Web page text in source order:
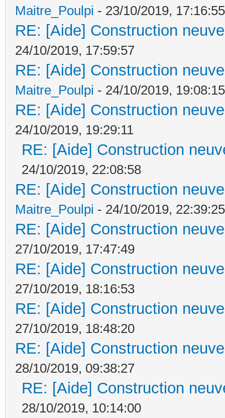
Maitre_Poulpi - 23/10/2019, 17:16:55
RE: [Aide] Construction
24/10/2019, 17:59:57
RE: [Aide] Construction
Maitre_Poulpi - 24/10/2019, 19:08:15
RE: [Aide] Construction
24/10/2019, 19:29:11
RE: [Aide] Construction
24/10/2019, 22:08:58
RE: [Aide] Construction
Maitre_Poulpi - 24/10/2019, 22:39:25
RE: [Aide] Construction
27/10/2019, 17:47:49
RE: [Aide] Construction
27/10/2019, 18:16:53
RE: [Aide] Construction
27/10/2019, 18:48:20
RE: [Aide] Construction
28/10/2019, 09:38:27
RE: [Aide] Construction
28/10/2019, 10:14:00